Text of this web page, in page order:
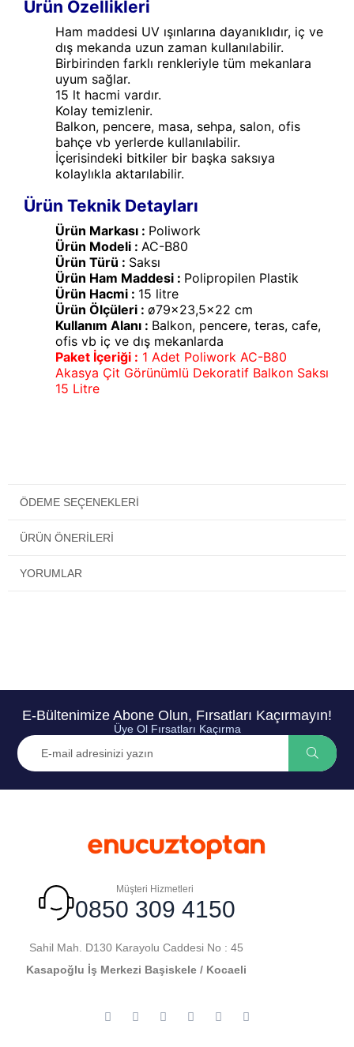
Ürün Özellikleri
Ham maddesi UV ışınlarına dayanıklıdır, iç ve
dış mekanda uzun zaman kullanılabilir.
Birbirinden farklı renkleriyle tüm mekanlara
uyum sağlar.
15 lt hacmi vardır.
Kolay temizlenir.
Balkon, pencere, masa, sehpa, salon, ofis
bahçe vb yerlerde kullanılabilir.
İçerisindeki bitkiler bir başka saksıya
kolaylıkla aktarılabilir.
Ürün Teknik Detayları
Ürün Markası : Poliwork
Ürün Modeli : AC-B80
Ürün Türü : Saksı
Ürün Ham Maddesi : Polipropilen Plastik
Ürün Hacmi : 15 litre
Ürün Ölçüleri : ø79x23,5x22 cm
Kullanım Alanı : Balkon, pencere, teras, cafe,
ofis vb iç ve dış mekanlarda
Paket İçeriği : 1 Adet Poliwork AC-B80
Akasya Çit Görünümlü Dekoratif Balkon Saksı
15 Litre
ÖDEME SEÇENEKLERI
ÜRÜN ÖNERILERI
YORUMLAR
E-Bültenimize Abone Olun, Fırsatları Kaçırmayın!
Üye Ol Fırsatları Kaçırma
Müşteri Hizmetleri
0850 309 4150
Sahil Mah. D130 Karayolu Caddesi No : 45
Kasapoğlu İş Merkezi Başiskele / Kocaeli